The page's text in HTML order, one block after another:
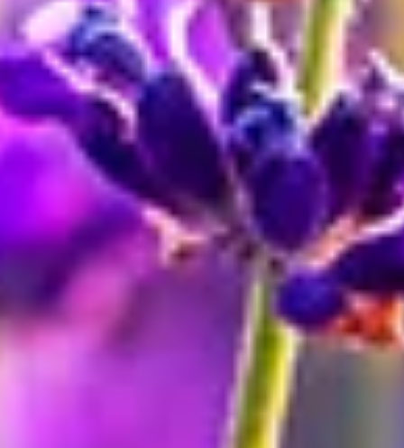
Farbe
Entdecke die verschiedenen Farbvariationen dieser Sorte und
anderer Blumen in unserenFarbwelten
:
lila
weiss
Wohin sollte man Lavendel pflanzen?
Lavendel wächst wild an kalkhaltigen Berghängen, teilweise bis zur
Baumgrenze hinauf. Daher benötigt er auch im Garten oder Kübel
einen kalkhaltigen, durchlässigen Boden. Staunässe verträgt der
Lavendel schlecht, ansonsten passt er sich jedoch gut an
unterschiedliche Bedingungen an. Die meisten Lavendelarten lieben
die volle Sonne. Wichtig ist, dass sie auch im Winter Sonnenlicht
haben. Decke den Lavendel also nicht ab: Die meisten Sorten sind
winterhart und benötigen keinen solchen Schutz.
Lavendel blüht ab Mai und zählt deshalb zu den Frühblühern. Trotz
dessen, kann er bis August oder sogar September blühen.